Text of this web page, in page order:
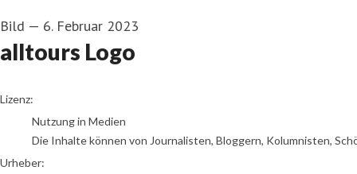
Bild — 6. Februar 2023
alltours Logo
alltours
Lizenz:
Nutzung in Medien
Die Inhalte können von Journalisten, Bloggern, Kolumnisten,
Urheber: